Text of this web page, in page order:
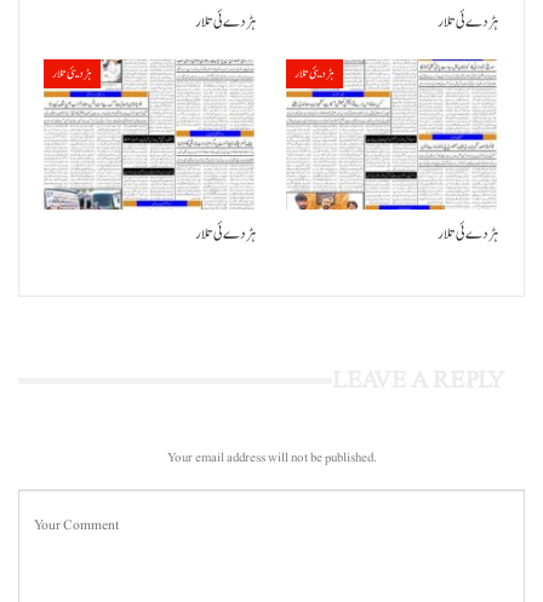
ہڑدے ئی تلار ہڑدے ئی تلار
ہڑدیئی تلار
ہڑدے ئی تلار
ہڑدیئی تلار
ہڑدے ئی تلار
Your email address will not be published.